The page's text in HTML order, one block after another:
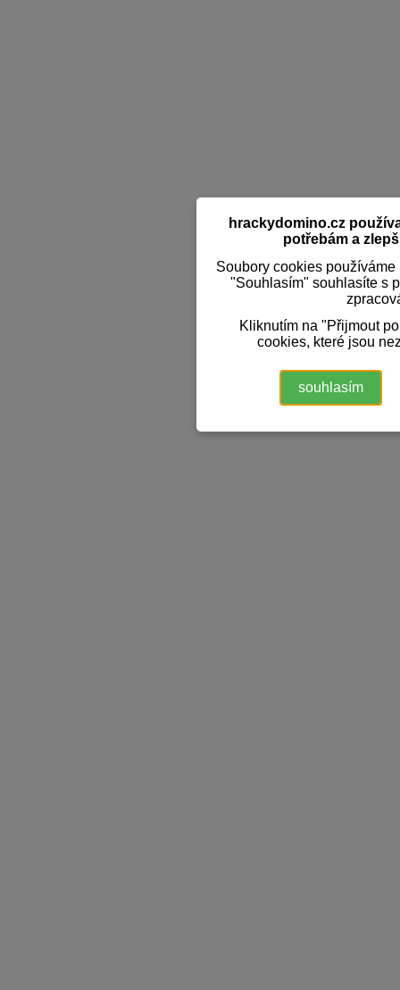
hrackydomino.cz
potřebám a
Soubory cookies
"Souhlasím" souhlasíte s
Kliknutím na "Přijmout
cookies, které jsou
souhlasím